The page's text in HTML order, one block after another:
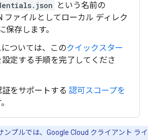
という名前の
ファイルとしてローカル ディレク
保存します。
ついては、このクイックスター
定する手順を完了してくださ
をサポートする 認可スコープを
ンプルでは、Google Cloud クライアント ライ